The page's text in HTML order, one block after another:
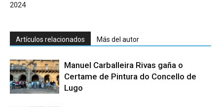
2024
Artículos relacionados Más del autor
Manuel Carballeira Rivas gaña o
Certame de Pintura do Concello de
Lugo